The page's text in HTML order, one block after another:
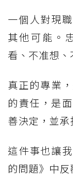
一個人對現
其他可能。
看、不准想、
真正的專業
的責任，是
善決定，並承
這件事也讓
的問題》中反